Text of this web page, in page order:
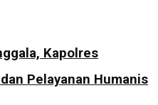
Kapolres
Pelayanan Humanis